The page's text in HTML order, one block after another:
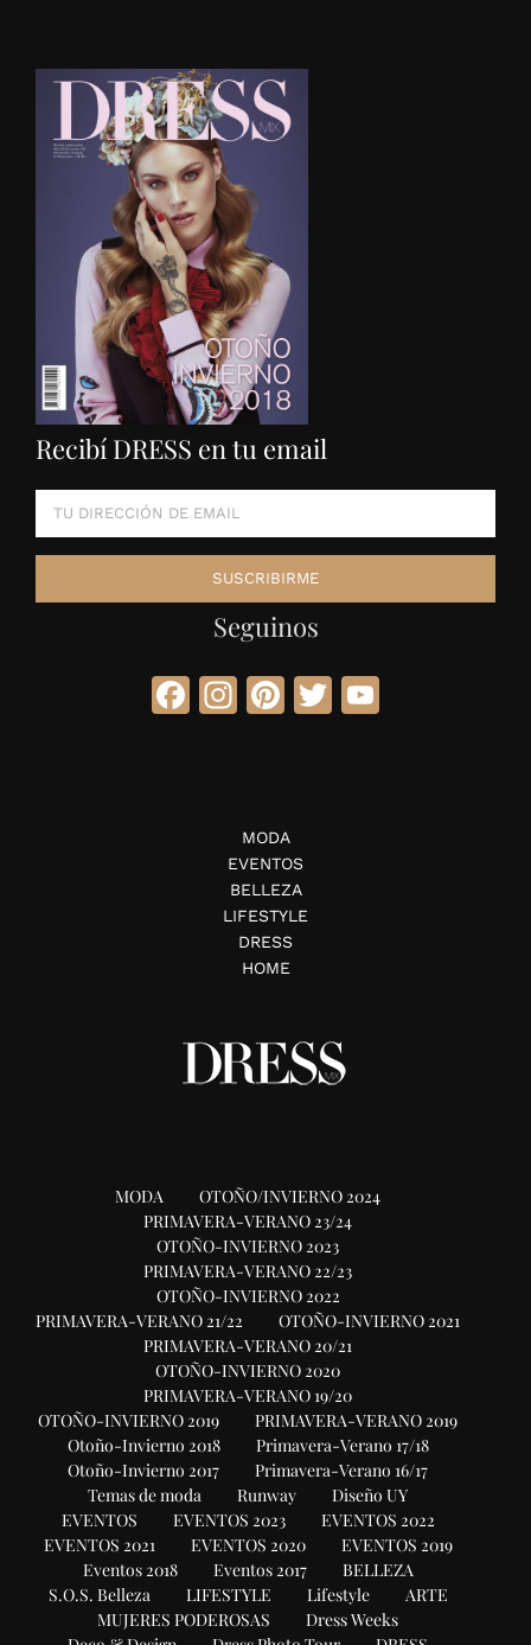
Recibí DRESS en tu email
Seguinos
Facebook
Instagram
Pinterest
Twitter
MODA
EVENTOS
BELLEZA
LIFESTYLE
DRESS
HOME
MODA
OTOÑO/INVIERNO 2024
PRIMAVERA-VERANO 23/24
OTOÑO-INVIERNO 2023
PRIMAVERA-VERANO 22/23
OTOÑO-INVIERNO 2022
PRIMAVERA-VERANO 21/22
OTOÑO-INVIERNO 2021
PRIMAVERA-VERANO 20/21
OTOÑO-INVIERNO 2020
PRIMAVERA-VERANO 19/20
OTOÑO-INVIERNO 2019
PRIMAVERA-VERANO 2019
Otoño-Invierno 2018
Primavera-Verano 17/18
Otoño-Invierno 2017
Primavera-Verano 16/17
Temas de moda
Runway
Diseño UY
EVENTOS
EVENTOS 2023
EVENTOS 2022
EVENTOS 2021
EVENTOS 2020
EVENTOS 2019
Eventos 2018
Eventos 2017
BELLEZA
S.O.S. Belleza
LIFESTYLE Lifestyle
ARTE
MUJERES PODEROSAS
Dress Weeks